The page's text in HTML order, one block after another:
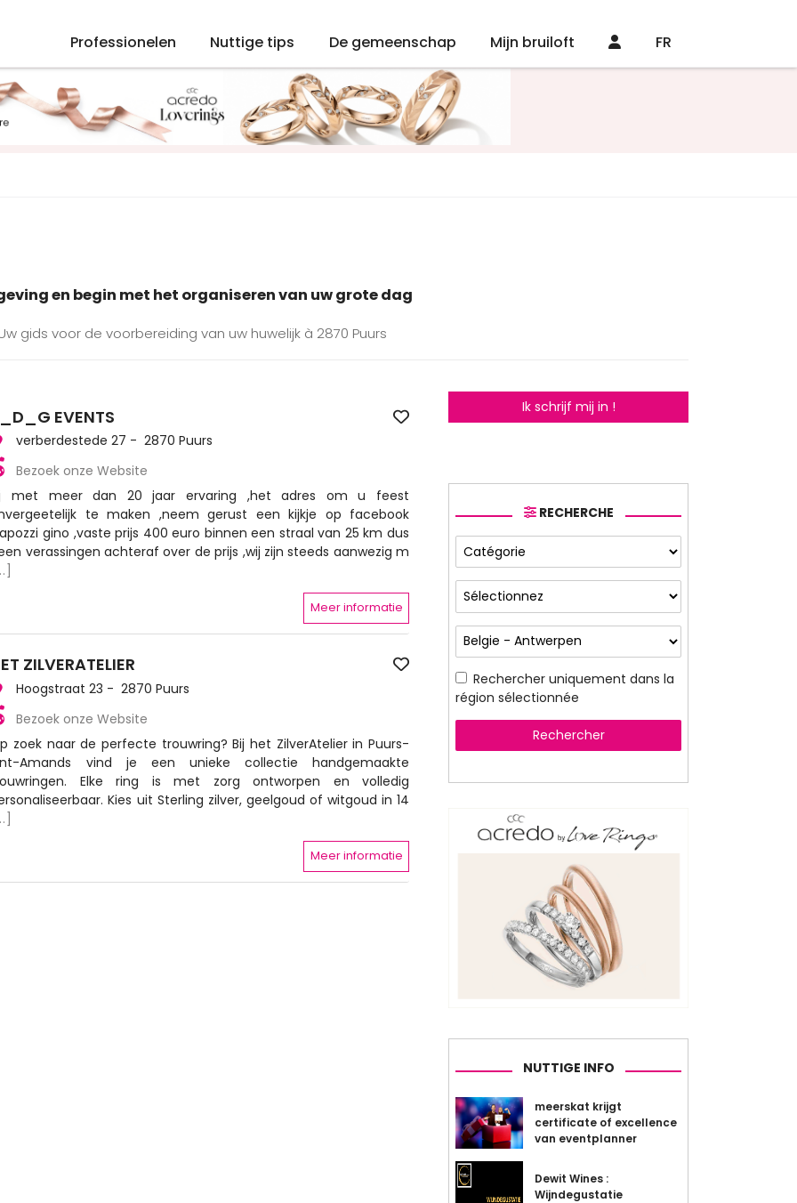
Professionelen Nuttige tips De gemeenschap Mijn bruiloft FR
en begin met het organiseren van uw grote dag
gids voor de voorbereiding van uw huwelijk à 2870 Puurs
EVENTS
verberdestede 27 - 2870 Puurs
Bezoek onze Website
met meer dan 20 jaar ervaring ,het adres om u feest
te maken ,neem gerust een kijkje op facebook
gino ,vaste prijs 400 euro binnen een straal van 25 km dus
verassingen achteraf over de prijs ,wij zijn steeds aanwezig m
Meer informatie
ZILVERATELIER
Hoogstraat 23 - 2870 Puurs
Bezoek onze Website
zoek naar de perfecte trouwring? Bij het ZilverAtelier in Puurs-
Amands vind je een unieke collectie handgemaakte
Elke ring is met zorg ontworpen en volledig
Kies uit Sterling zilver, geelgoud of witgoud in 14
Meer informatie
Ik schrijf mij in !
RECHERCHE
Rechercher uniquement dans la
région sélectionnée
Rechercher
NUTTIGE INFO
meerskat krijgt
certificate of excellence
van eventplanner
Dewit Wines :
Wijndegustatie